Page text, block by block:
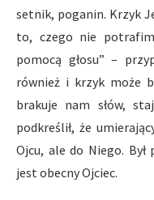
setnik, poganin. Krzyk
to, czego nie
pomocą głosu” –
również i krzyk może
brakuje nam słów,
podkreślił, że
Ojcu, ale do Niego.
jest obecny Ojciec.